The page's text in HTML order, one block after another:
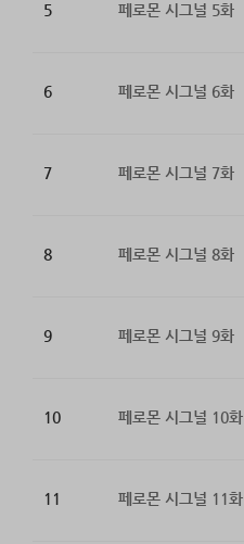
5 페로몬 시그널 5화
6 페로몬 시그널 6화
7 페로몬 시그널 7화
8 페로몬 시그널 8화
9 페로몬 시그널 9화
10 페로몬 시그널 10화
11 페로몬 시그널 11화